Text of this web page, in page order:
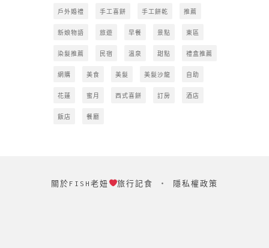
戶外婚禮 手工喜餅 手工餅乾 推薦
新娘物語 旅遊 早餐 景點 東區
染髮推薦 民宿 溫泉 甜點 禮盒推薦
網購 美食 美髮 美髮沙龍 自助
花蓮 蜜月 西式喜餅 訂房 酒店
飯店 餐廳
關於FISH老妞 旅行記食 ‧ 隱私權政策